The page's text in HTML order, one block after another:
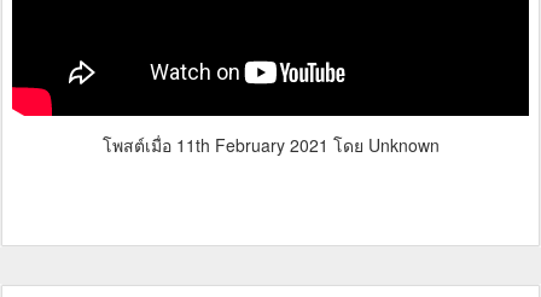
โพสต์เมื่อ 11th February 2021 โดย Unknown